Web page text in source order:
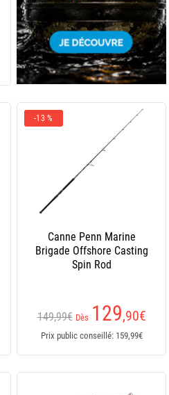
-13 %
Canne Penn Marine
Brigade Offshore Casting
Spin Rod
149,99€ Dès 129,90€
Prix public conseillé: 159,99€